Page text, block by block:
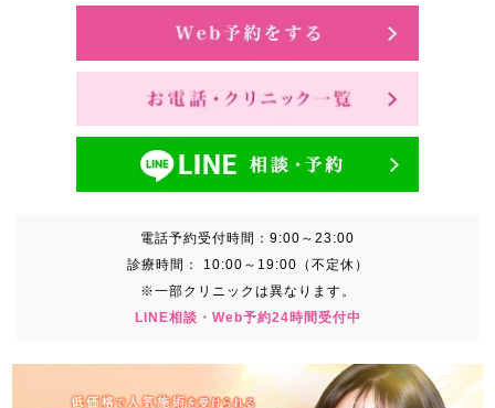
電話予約受付時間： 9:00～23:00
診療時間：
10:00～19:00（不定休）
※一部クリニックは異なります。
LINE相談・Web予約24時間受付中